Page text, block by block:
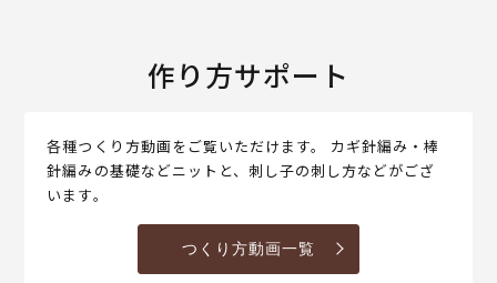
作り方サポート
各種つくり方動画をご覧いただけます。 カギ針編み・棒
針編みの基礎などニットと、刺し子の刺し方などがござ
います。
つくり方動画一覧